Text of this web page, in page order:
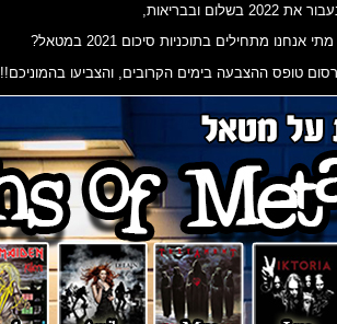
בשלום ובבריאות,
אנחנו מתחילים בתוכניות סיכום 2021 במטאל?
טופס ההצבעה בימים הקרובים, והצביעו בהמוניכם!!